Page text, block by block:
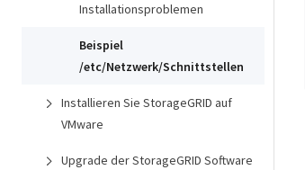
Installationsproblemen
Beispiel
/etc/Netzwerk/Schnittstellen
Installieren Sie StorageGRID auf
VMware
Upgrade der StorageGRID Software